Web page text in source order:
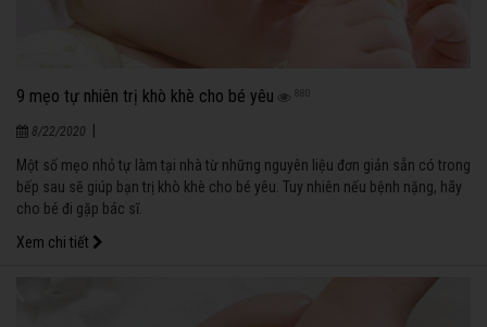
9 mẹo tự nhiên trị khò khè cho bé yêu 880
8/22/2020
Một số mẹo nhỏ tự làm tại nhà từ những nguyên liệu đơn giản sẵn có trong
bếp sau sẽ giúp bạn trị khò khè cho bé yêu. Tuy nhiên nếu bệnh nặng, hãy
cho bé đi gặp bác sĩ.
Xem chi tiết